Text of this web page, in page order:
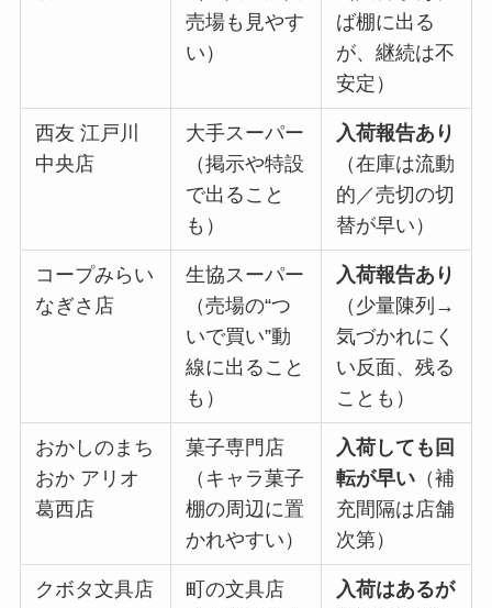
売場も見やす
い）
ば棚に出る
が、継続は不
安定）
西友 江戸川
中央店
大手スーパー
（掲示や特設
で出ること
も）
入荷報告あり
（在庫は流動
的／売切の切
替が早い）
コープみらい
なぎさ店
生協スーパー
（売場の“つ
いで買い”動
線に出ること
も）
入荷報告あり
（少量陳列→
気づかれにく
い反面、残る
ことも）
おかしのまち
おか アリオ
葛西店
菓子専門店
（キャラ菓子
棚の周辺に置
かれやすい）
入荷しても回
転が早い （補
充間隔は店舗
次第）
クボタ文具店
町の文具店
入荷はあるが